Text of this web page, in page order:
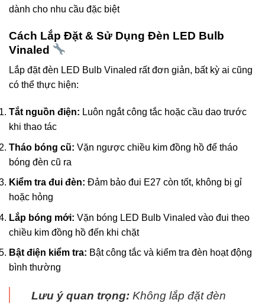
dành cho nhu cầu đặc biệt
Cách Lắp Đặt & Sử Dụng Đèn LED Bulb
Vinaled
Lắp đặt đèn LED Bulb Vinaled rất đơn giản, bất kỳ ai cũng
có thể thực hiện:
Tắt nguồn điện: Luôn ngắt công tắc hoặc cầu dao trước
khi thao tác
Tháo bóng cũ: Vặn ngược chiều kim đồng hồ để tháo
bóng đèn cũ ra
Kiểm tra đui đèn: Đảm bảo đui E27 còn tốt, không bị gỉ
hoặc hỏng
Lắp bóng mới: Vặn bóng LED Bulb Vinaled vào đui theo
chiều kim đồng hồ đến khi chặt
Bật điện kiểm tra: Bật công tắc và kiểm tra đèn hoạt động
bình thường
Lưu ý quan trọng: Không lắp đặt đèn